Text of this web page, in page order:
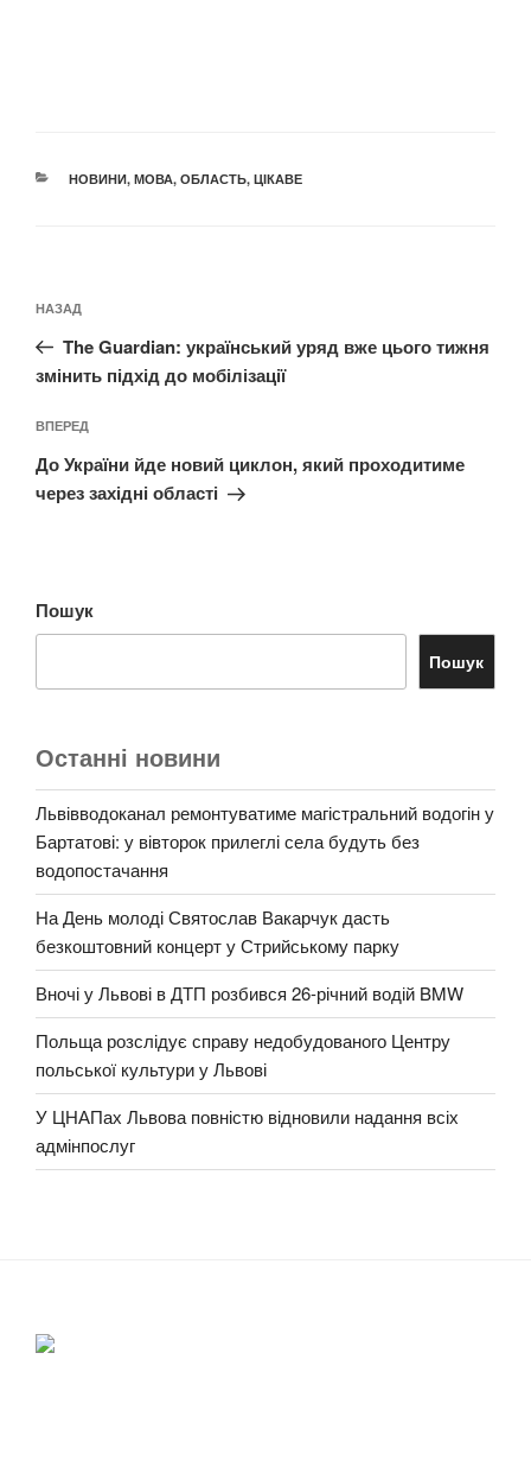
КАТЕГОРІЇ
НОВИНИ, МОВА, ОБЛАСТЬ, ЦІКАВЕ
записів
Попередній
запис:
НАЗАД
The Guardian: український уряд вже цього тижня
змінить підхід до мобілізації
Наступний
запис
ВПЕРЕД
До України йде новий циклон, який проходитиме
через західні області
Пошук
Пошук
Останні новини
Львівводоканал ремонтуватиме магістральний водогін у
Бартатові: у вівторок прилеглі села будуть без
водопостачання
На День молоді Святослав Вакарчук дасть
безкоштовний концерт у Стрийському парку
Вночі у Львові в ДТП розбився 26-річний водій BMW
Польща розслідує справу недобудованого Центру
польської культури у Львові
У ЦНАПах Львова повністю відновили надання всіх
адмінпослуг